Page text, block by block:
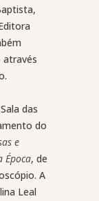
através
das
do
e
Época, de
A
Leal